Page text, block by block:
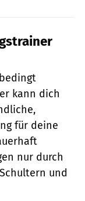
kann dich
für deine
nur durch
und